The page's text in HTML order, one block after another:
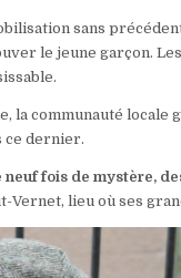
sans
le jeune garçon.
la communauté
ce dernier.
neuf fois de mystère,
Vernet, lieu où ses